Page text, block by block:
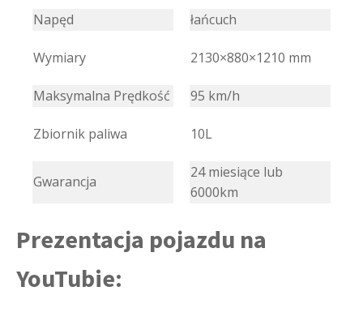
Napęd łańcuch
Wymiary 2130×880×1210 mm
Maksymalna Prędkość 95 km/h
Zbiornik paliwa 10L
Gwarancja
24 miesiące lub
6000km
Prezentacja pojazdu na
YouTubie: